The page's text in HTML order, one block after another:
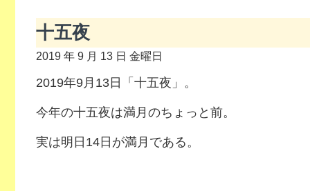
十五夜
2019 年 9 月 13 日 金曜日
2019年9月13日「十五夜」。
今年の十五夜は満月のちょっと前。
実は明日14日が満月である。